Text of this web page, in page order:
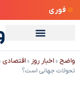
فوری
واضح »اخبار روز »اقتصادی
تحولات جهانی است؟